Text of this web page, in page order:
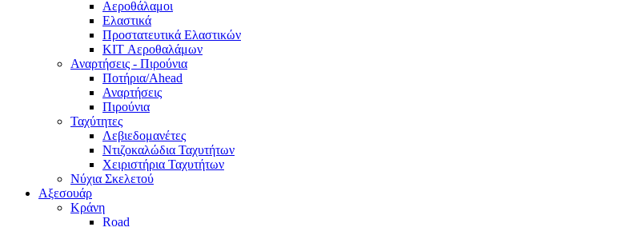
Αεροθάλαμοι
Ελαστικά
Προστατευτικά Ελαστικών
KIT Αεροθαλάμων
Αναρτήσεις - Πιρούνια
Ποτήρια/Ahead
Αναρτήσεις
Πιρούνια
Ταχύτητες
Λεβιεδομανέτες
Ντιζοκαλώδια Ταχυτήτων
Χειριστήρια Ταχυτήτων
Νύχια Σκελετού
Αξεσουάρ
Κράνη
Road